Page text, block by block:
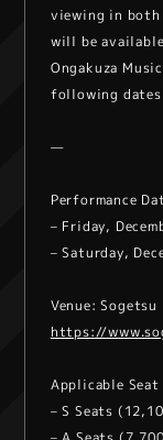
viewing in both
will be
Ongakuza
following dates
—
Performance
– Friday,
– Saturday,
Venue: Sogetsu
https://
Applicable
– S Seats